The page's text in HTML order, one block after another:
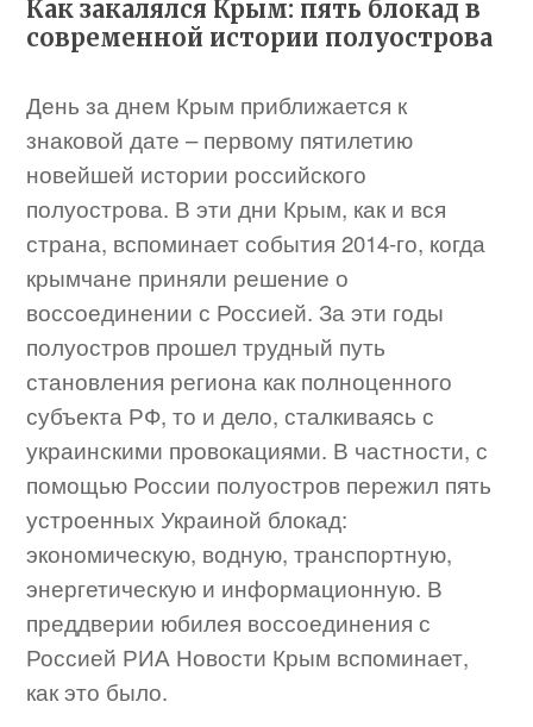
Как закалялся Крым: пять блокад в
современной истории полуострова
День за днем Крым приближается к
знаковой дате – первому пятилетию
новейшей истории российского
полуострова. В эти дни Крым, как и вся
страна, вспоминает события 2014-го, когда
крымчане приняли решение о
воссоединении с Россией. За эти годы
полуостров прошел трудный путь
становления региона как полноценного
субъекта РФ, то и дело, сталкиваясь с
украинскими провокациями. В частности, с
помощью России полуостров пережил пять
устроенных Украиной блокад:
экономическую, водную, транспортную,
энергетическую и информационную. В
преддверии юбилея воссоединения с
Россией РИА Новости Крым вспоминает,
как это было.